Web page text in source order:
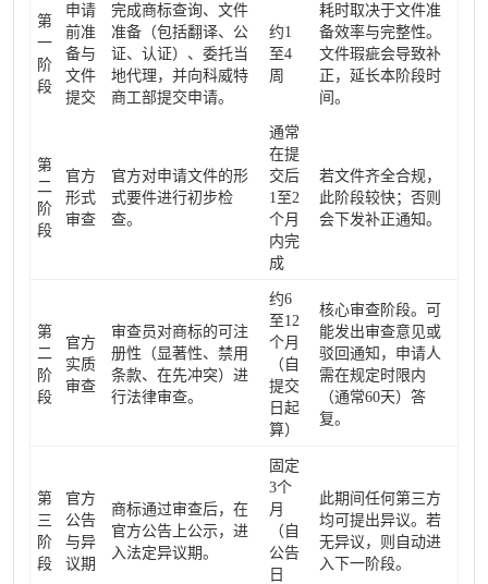
第
一
阶
段
申请
前准
备与
文件
提交
完成商标查询、文件
准备（包括翻译、公
证、认证）、委托当
地代理，并向科威特
商工部提交申请。
约1
至4
周
耗时取决于文件准
备效率与完整性。
文件瑕疵会导致补
正，延长本阶段时
间。
第
二
阶
段
官方
形式
审查
官方对申请文件的形
式要件进行初步检
查。
通常
在提
交后
1至2
个月
内完
成
若文件齐全合规，
此阶段较快；否则
会下发补正通知。
第
二
阶
段
官方
实质
审查
审查员对商标的可注
册性（显著性、禁用
条款、在先冲突）进
行法律审查。
约6
至12
个月
（自
提交
日起
算）
核心审查阶段。可
能发出审查意见或
驳回通知，申请人
需在规定时限内
（通常60天）答
复。
第
三
阶
段
官方
公告
与异
议期
商标通过审查后，在
官方公告上公示，进
入法定异议期。
固定
3个
月
（自
公告
日
此期间任何第三方
均可提出异议。若
无异议，则自动进
入下一阶段。